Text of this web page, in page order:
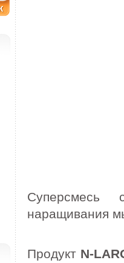
Суперсмесь
наращивания
Продукт N-